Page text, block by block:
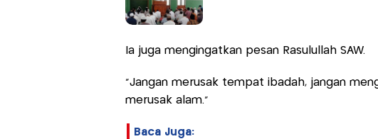
Ia juga mengingatkan pesan Rasulullah SAW.
“Jangan merusak tempat ibadah, jangan
merusak alam.”
Baca Juga: